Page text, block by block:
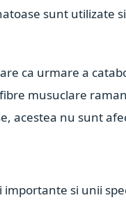
sunt utilizate
ca urmare a
musuclare
acestea nu sunt
si unii